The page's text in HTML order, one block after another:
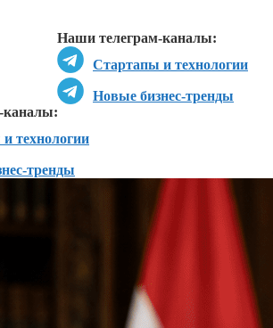
Наши телеграм-каналы:
Стартапы и технологии
Новые бизнес-тренды
каналы:
технологии
тренды